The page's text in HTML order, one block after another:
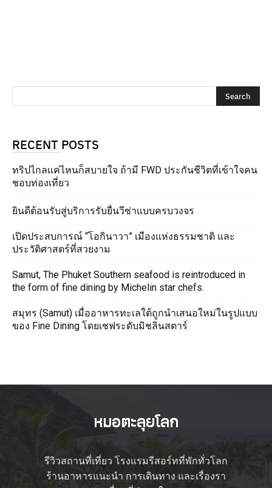
RECENT POSTS
ทริปไกลแค่ไหนก็สบายใจ ถ้ามี FWD ประกันชีวิตที่เข้าใจคน
ชอบท่องเที่ยว
ยินดีต้อนรับสู่บริการรับยื่นวีซ่าแบบครบวงจร
เปิดประสบการณ์ “โอกินาวา” เมืองแห่งธรรมชาติ และ
ประวัติศาสตร์ที่สวยงาม
Samut, The Phuket Southern seafood is reintroduced in
the form of fine dining by Michelin star chefs.
สมุทร (Samut) เมื่ออาหารทะเลใต้ถูกนำเสนอใหม่ในรูปแบบ
ของ Fine Dining โดยเชฟระดับมิชลินสตาร์
รีวิวสถานที่เที่ยว โรงแรมรีสอร์ทที่พักทั่วโลก
ร้านอาหารแนะนำ การเดินทาง และเรื่องรา